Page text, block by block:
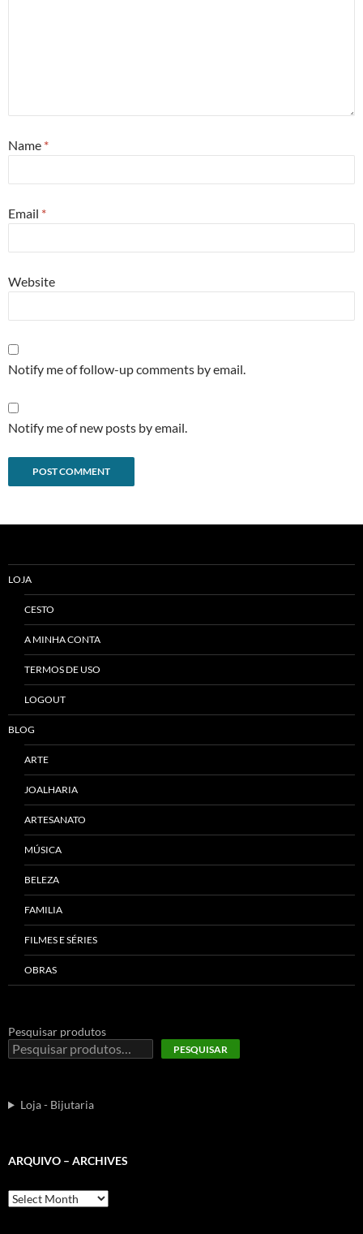
Name *
Email *
Website
Notify me of follow-up comments by email.
Notify me of new posts by email.
LOJA
CESTO
A MINHA CONTA
TERMOS DE USO
LOGOUT
BLOG
ARTE
JOALHARIA
ARTESANATO
MÚSICA
BELEZA
FAMILIA
FILMES E SÉRIES
OBRAS
Pesquisar produtos
PESQUISAR
Loja - Bijutaria
ARQUIVO – ARCHIVES
Arquivo
–